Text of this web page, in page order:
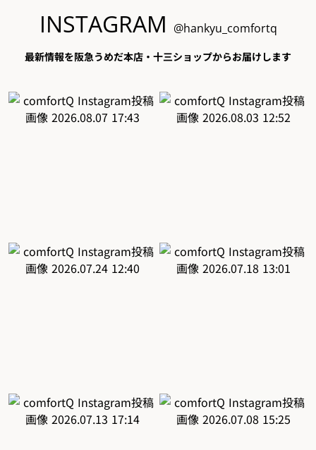
INSTAGRAM @hankyu_comfortq
最新情報を阪急うめだ本店・十三ショップからお届けします